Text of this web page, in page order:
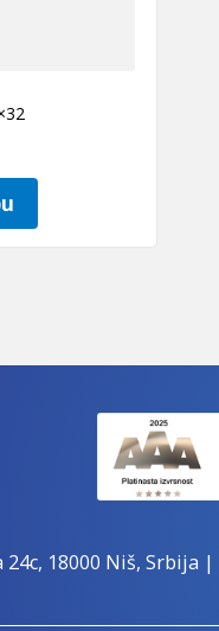
18000 Niš, Srbija |